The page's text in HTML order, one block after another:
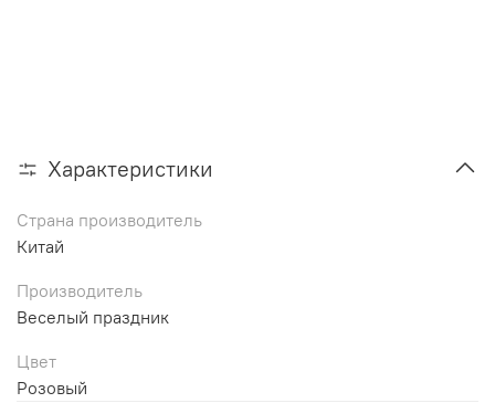
Характеристики
Страна производитель
Китай
Производитель
Веселый праздник
Цвет
Розовый